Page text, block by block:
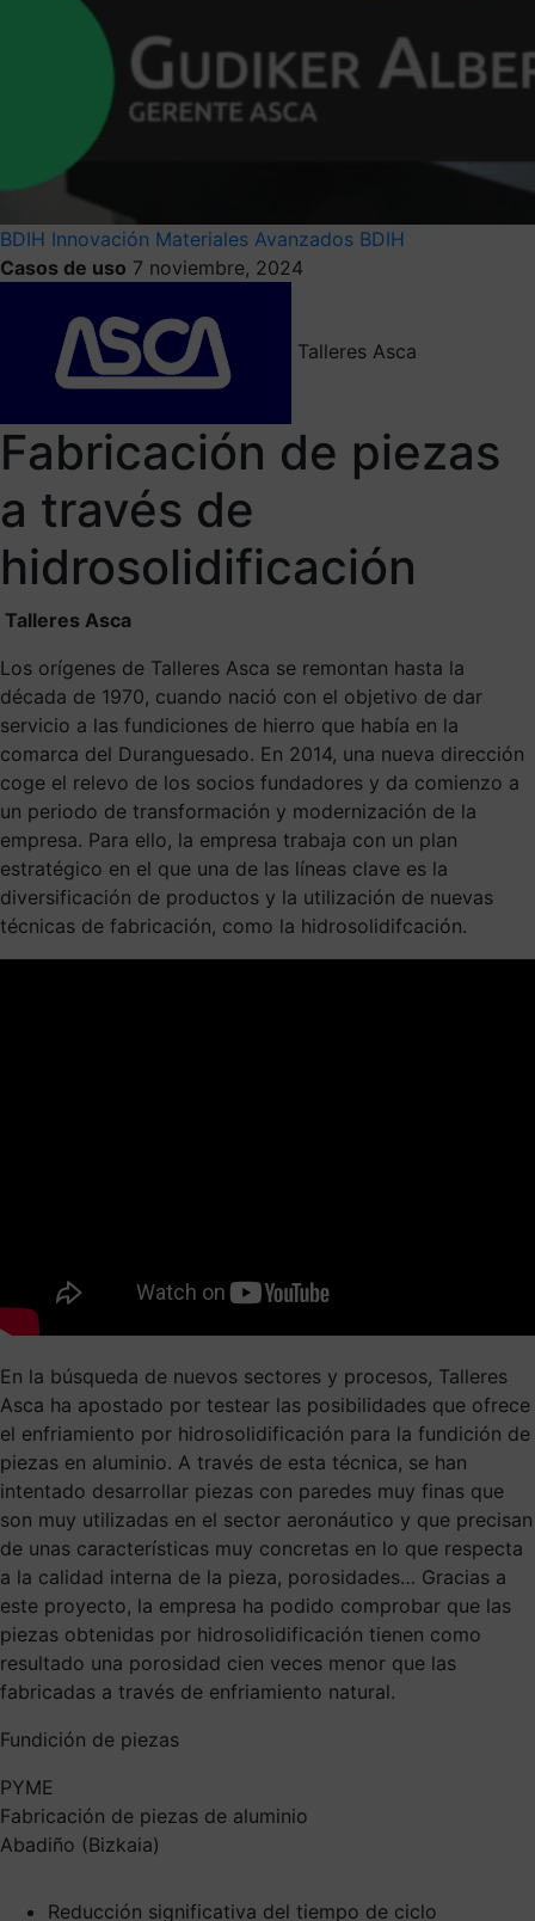
BDIH Innovación Materiales Avanzados BDIH
Casos de uso 7 noviembre, 2024
Talleres Asca
Fabricación de piezas
a través de
hidrosolidificación
Talleres Asca
Los orígenes de Talleres Asca se remontan hasta la
década de 1970, cuando nació con el objetivo de dar
servicio a las fundiciones de hierro que había en la
comarca del Duranguesado. En 2014, una nueva dirección
coge el relevo de los socios fundadores y da comienzo a
un periodo de transformación y modernización de la
empresa. Para ello, la empresa trabaja con un plan
estratégico en el que una de las líneas clave es la
diversificación de productos y la utilización de nuevas
técnicas de fabricación, como la hidrosolidifcación.
En la búsqueda de nuevos sectores y procesos, Talleres
Asca ha apostado por testear las posibilidades que ofrece
el enfriamiento por hidrosolidificación para la fundición de
piezas en aluminio. A través de esta técnica, se han
intentado desarrollar piezas con paredes muy finas que
son muy utilizadas en el sector aeronáutico y que precisan
de unas características muy concretas en lo que respecta
a la calidad interna de la pieza, porosidades… Gracias a
este proyecto, la empresa ha podido comprobar que las
piezas obtenidas por hidrosolidificación tienen como
resultado una porosidad cien veces menor que las
fabricadas a través de enfriamiento natural.
Fundición de piezas
PYME
Fabricación de piezas de aluminio
Abadiño (Bizkaia)
Reducción significativa del tiempo de ciclo